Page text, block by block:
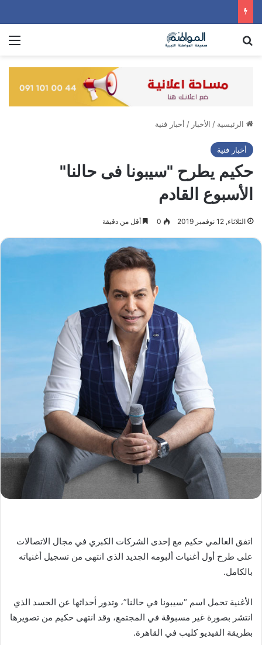
الرئيسية / الأخبار / أخبار فنية
أخبار فنية
حكيم يطرح "سيبونا فى حالنا"
الأسبوع القادم
الثلاثاء, 12 نوفمبر 2019 0 أقل من دقيقة
اتفق العالمي حكيم مع إحدى الشركات الكبري في مجال الاتصالات
على طرح أول أغنيات ألبومه الجديد الذى انتهى من تسجيل أغنياته
بالكامل.
الأغنية تحمل اسم “سيبونا في حالنا”، وتدور أحداثها عن الحسد الذي
انتشر بصورة غير مسبوقة في المجتمع، وقد انتهى حكيم من تصويرها
بطريقة الفيديو كليب في القاهرة.